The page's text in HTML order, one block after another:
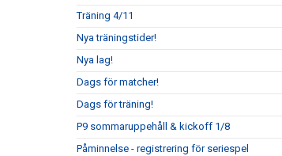
Träning 4/11
Nya träningstider!
Nya lag!
Dags för matcher!
Dags för träning!
P9 sommaruppehåll & kickoff 1/8
Påminnelse - registrering för seriespel